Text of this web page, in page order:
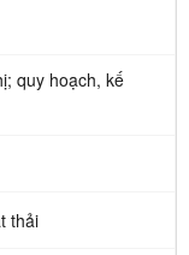
quy hoạch, kế
thải